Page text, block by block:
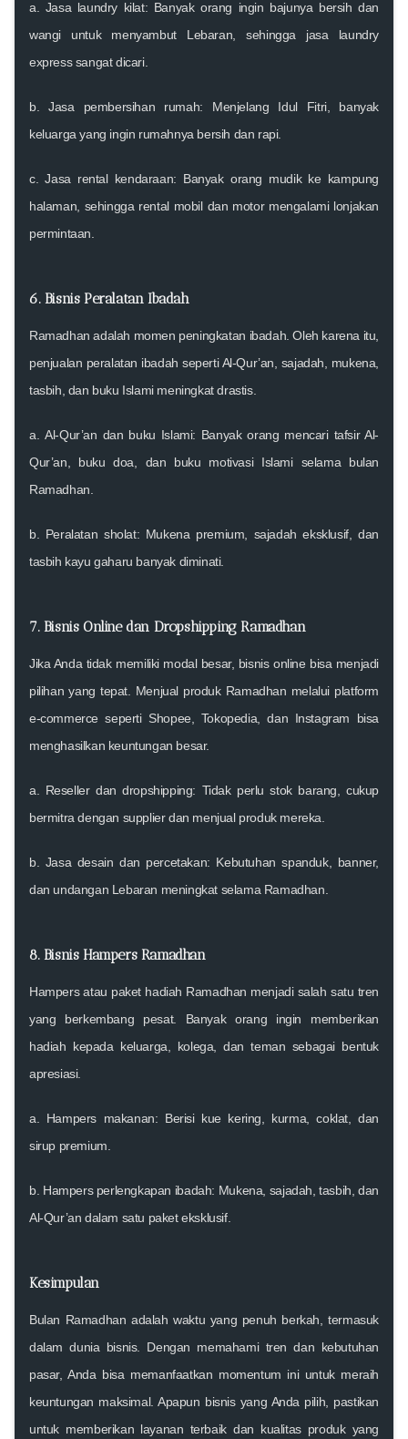
a. Jasa laundry kilat: Banyak orang ingin bajunya bersih dan
wangi untuk menyambut Lebaran, sehingga jasa laundry
express sangat dicari.
b.Jasa pembersihan rumah: Menjelang Idul Fitri, banyak
keluarga yang ingin rumahnya bersih dan rapi.
c.Jasa rental kendaraan: Banyak orang mudik ke kampung
halaman, sehingga rental mobil dan motor mengalami lonjakan
permintaan.
6. Bisnis Peralatan Ibadah
Ramadhan adalah momen peningkatan ibadah. Oleh karena itu,
penjualan peralatan ibadah seperti Al-Qur’an, sajadah, mukena,
tasbih, dan buku Islami meningkat drastis.
a.Al-Qur’an dan buku Islami: Banyak orang mencari tafsir Al-
Qur’an, buku doa, dan buku motivasi Islami selama bulan
Ramadhan.
b. Peralatan sholat: Mukena premium, sajadah eksklusif, dan
tasbih kayu gaharu banyak diminati.
7. Bisnis Online dan Dropshipping Ramadhan
Jika Anda tidak memiliki modal besar, bisnis online bisa menjadi
pilihan yang tepat. Menjual produk Ramadhan melalui platform
e-commerce seperti Shopee, Tokopedia, dan Instagram bisa
menghasilkan keuntungan besar.
a. Reseller dan dropshipping: Tidak perlu stok barang, cukup
bermitra dengan supplier dan menjual produk mereka.
b. Jasa desain dan percetakan: Kebutuhan spanduk, banner,
dan undangan Lebaran meningkat selama Ramadhan.
8. Bisnis Hampers Ramadhan
Hampers atau paket hadiah Ramadhan menjadi salah satu tren
yang berkembang pesat. Banyak orang ingin memberikan
hadiah kepada keluarga, kolega, dan teman sebagai bentuk
apresiasi.
a. Hampers makanan: Berisi kue kering, kurma, coklat, dan
sirup premium.
b. Hampers perlengkapan ibadah: Mukena, sajadah, tasbih, dan
Al-Qur’an dalam satu paket eksklusif.
Kesimpulan
Bulan Ramadhan adalah waktu yang penuh berkah, termasuk
dalam dunia bisnis. Dengan memahami tren dan kebutuhan
pasar, Anda bisa memanfaatkan momentum ini untuk meraih
keuntungan maksimal. Apapun bisnis yang Anda pilih, pastikan
untuk memberikan layanan terbaik dan kualitas produk yang